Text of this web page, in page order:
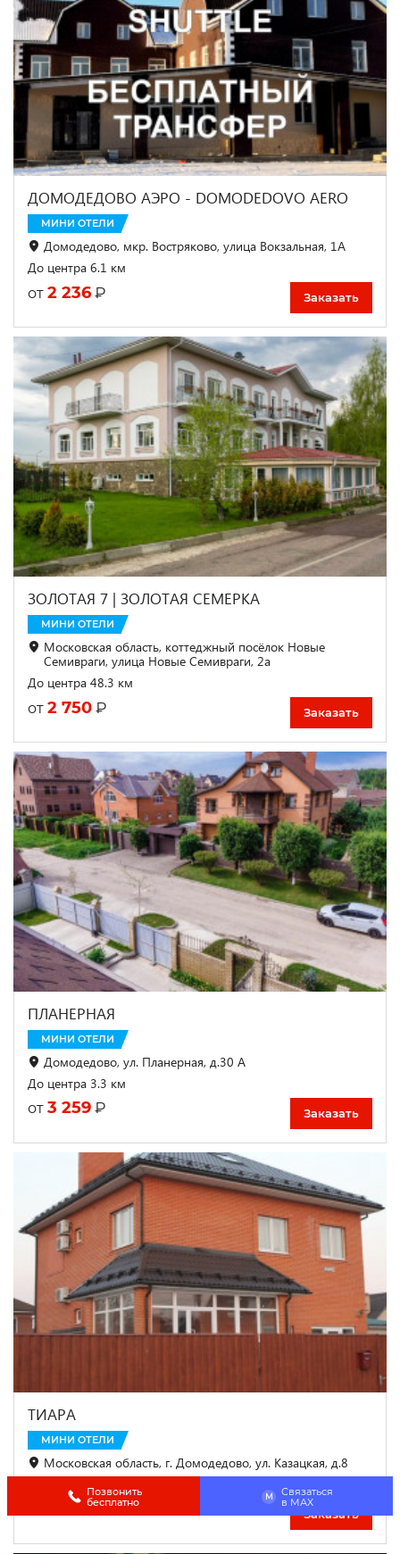
ДОМОДЕДОВО АЭРО - DOMODEDOVO AERO
МИНИ ОТЕЛИ
Домодедово, мкр. Востряково, улица Вокзальная, 1А
До центра 6.1 км
от 2 236 ₽ Заказать
ЗОЛОТАЯ 7 | ЗОЛОТАЯ СЕМЕРКА
МИНИ ОТЕЛИ
Московская область, коттеджный посёлок Новые
Семивраги, улица Новые Семивраги, 2а
До центра 48.3 км
от 2 750 ₽ Заказать
ПЛАНЕРНАЯ
МИНИ ОТЕЛИ
Домодедово, ул. Планерная, д.30 А
До центра 3.3 км
от 3 259 ₽ Заказать
ТИАРА
МИНИ ОТЕЛИ
Московская область, г. Домодедово, ул. Казацкая, д.8
2 300 ₽ Заказать
Позвонить
бесплатно
M
Связаться
в МАХ